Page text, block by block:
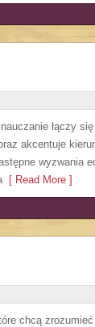
łączy
akcentuje
wyzwania
[ Read More ]
chcą